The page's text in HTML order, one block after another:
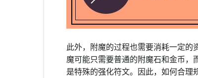
此外，附魔的过程也需要消耗一定
魔可能只需要普通的附魔石和金币
是特殊的强化符文。因此，如何合